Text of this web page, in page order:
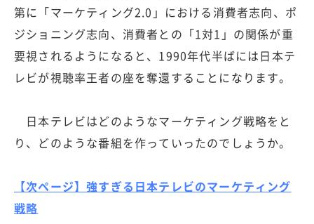
第に「マーケティング2.0」における消費者志向、ポ
ジショニング志向、消費者との「1対1」の関係が重
要視されるようになると、1990年代半ばには日本テ
レビが視聴率王者の座を奪還することになります。
日本テレビはどのようなマーケティング戦略をと
り、どのような番組を作っていったのでしょうか。
【次ページ】強すぎる日本テレビのマーケティング
戦略